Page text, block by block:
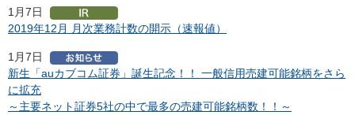
1月7日
2019年12月 月次業務計数の開示（速報値）
1月7日
新生「auカブコム証券」誕生記念！！ 一般信用売建可能銘柄をさら
に拡充
～主要ネット証券5社の中で最多の売建可能銘柄数！！～